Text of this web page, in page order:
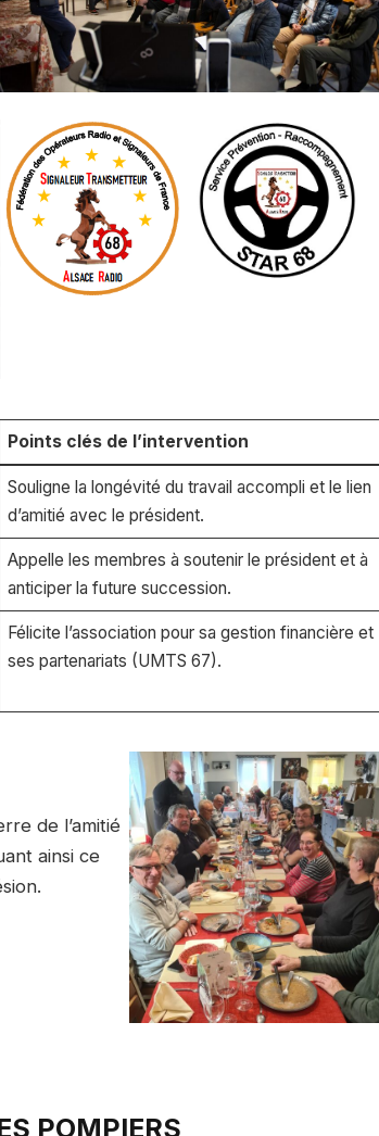
Points clés de l’intervention
Souligne la longévité du travail accompli et le lien
d’amitié avec le président.
Appelle les membres à soutenir le président et à
anticiper la future succession.
Félicite l’association pour sa gestion financière et
ses partenariats (UMTS 67).
de l’amitié
ainsi ce
POMPIERS